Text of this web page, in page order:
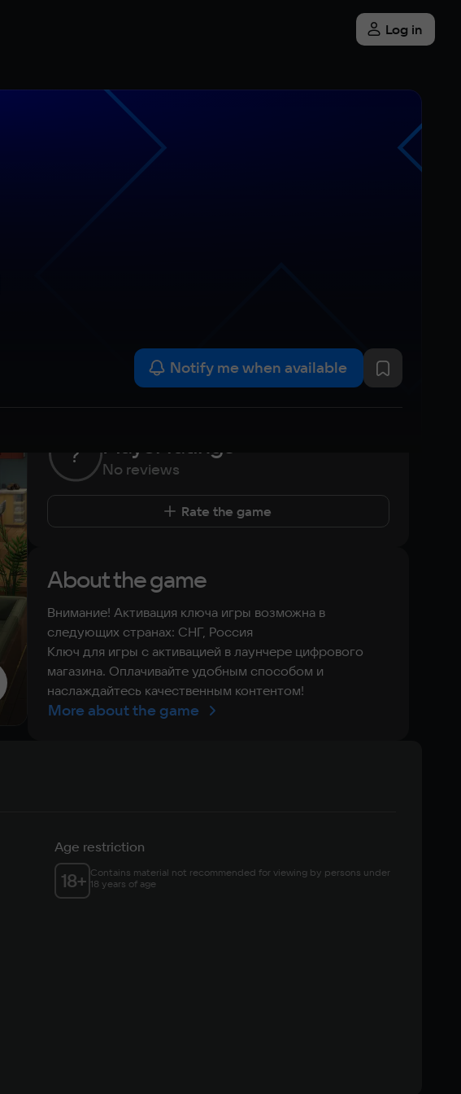
Log in
Notify me when available
? Player ratings
No reviews
Rate the game
About the game
Внимание! Активация ключа игры возможна в
следующих странах: СНГ, Россия
Ключ для игры с активацией в лаунчере цифрового
магазина. Оплачивайте удобным способом и
наслаждайтесь качественным контентом!
More about the game
Age restriction
18+ Contains material not recommended for viewing by persons under
18 years of age